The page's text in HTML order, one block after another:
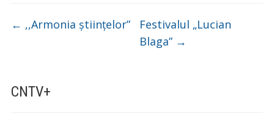
CNTV+
← ,,Armonia științelor”
Festivalul „Lucian
Blaga” →